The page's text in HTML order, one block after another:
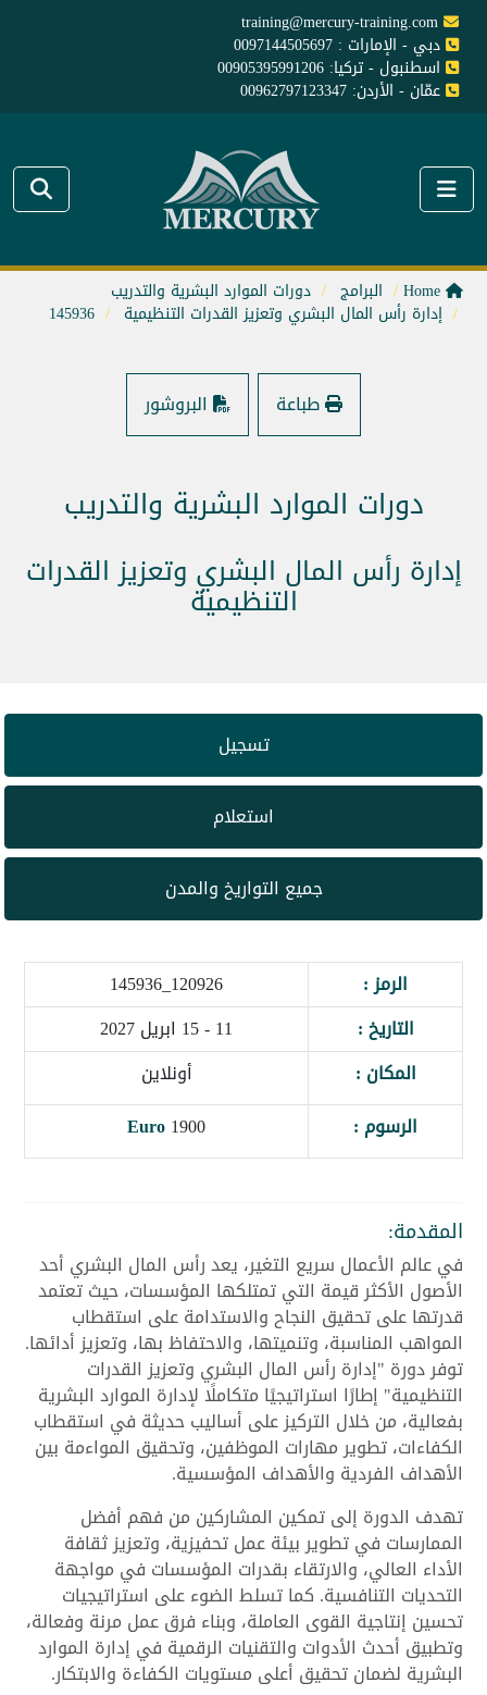
training@mercury-training.com
دبي - الإمارات : 0097144505697
اسطنبول - تركيا: 00905395991206
عمّان - الأردن: 00962797123347
البرامج دورات الموارد البشرية والتدريب
إدارة رأس المال البشري وتعزيز القدرات التنظيمية 145936
طباعة البروشور
دورات الموارد البشرية والتدريب
إدارة رأس المال البشري وتعزيز القدرات
التنظيمية
تسجيل
استعلام
جميع التواريخ والمدن
الرمز :
120926_145936
التاريخ :
11 - 15 ابريل 2027
المكان :
أونلاين
الرسوم :
1900
Euro
المقدمة:
في عالم الأعمال سريع التغير، يعد رأس المال البشري أحد
الأصول الأكثر قيمة التي تمتلكها المؤسسات، حيث تعتمد
قدرتها على تحقيق النجاح والاستدامة على استقطاب
المواهب المناسبة، وتنميتها، والاحتفاظ بها، وتعزيز أدائها.
توفر دورة "إدارة رأس المال البشري وتعزيز القدرات
التنظيمية" إطارًا استراتيجيًا متكاملًا لإدارة الموارد البشرية
بفعالية، من خلال التركيز على أساليب حديثة في استقطاب
الكفاءات، تطوير مهارات الموظفين، وتحقيق المواءمة بين
الأهداف الفردية والأهداف المؤسسية.
تهدف الدورة إلى تمكين المشاركين من فهم أفضل
الممارسات في تطوير بيئة عمل تحفيزية، وتعزيز ثقافة
الأداء العالي، والارتقاء بقدرات المؤسسات في مواجهة
التحديات التنافسية. كما تسلط الضوء على استراتيجيات
تحسين إنتاجية القوى العاملة، وبناء فرق عمل مرنة وفعالة،
وتطبيق أحدث الأدوات والتقنيات الرقمية في إدارة الموارد
البشرية لضمان تحقيق أعلى مستويات الكفاءة والابتكار.